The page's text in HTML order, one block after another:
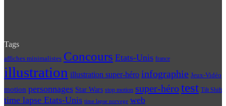
Tags
affiches minimalistes Concours Etats-Unis france
illustration illustration super-héro infographie Jeux-Vidéo
motion personnages Star Wars stop motion super-hérotest Tilt Shift
time lapse Etats-Unis time lapse norvege web